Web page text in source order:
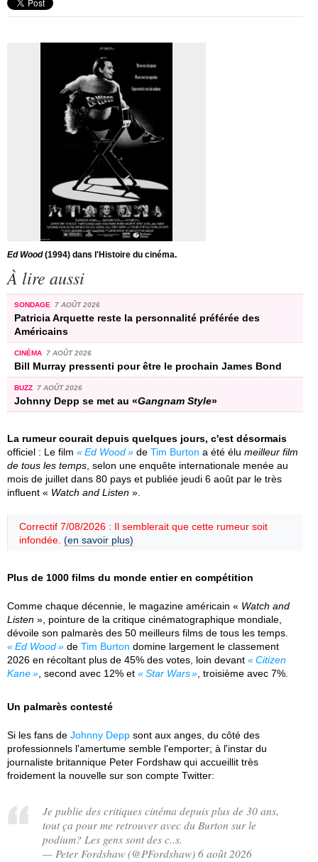
Ed Wood(1994) dans l'Histoire du cinéma.
À lire aussi
SONDAGE 7 AOÛT 2026
Patricia Arquette reste la personnalité préférée des
Américains
CINÉMA 7 AOÛT 2026
Bill Murray pressenti pour être le prochain James Bond
BUZZ 7 AOÛT 2026
Johnny Depp se met au «Gangnam Style»
La rumeur courait depuis quelques jours, c'est désormais
officiel : Le film
Ed Wood de Tim Burton a été élu meilleur film
de tous les temps , selon une enquête internationale menée au
mois de juillet dans 80 pays et publiée jeudi 6 août par le très
influent « Watch and Listen ».
Correctif 7/08/2026 : Il semblerait que cette rumeur soit
infondée. (en savoir plus)
Plus de 1000 films du monde entier en compétition
Comme chaque décennie, le magazine américain « Watch and
Listen », pointure de la critique cinématographique mondiale,
dévoile son palmarès des 50 meilleurs films de tous les temps.
Ed Wood
de Tim Burton domine largement le classement
2026 en récoltant plus de 45% des votes, loin devant
Citizen
Kane
, second avec 12% et Star Wars , troisième avec 7%.
Un palmarès contesté
Si les fans de Johnny Depp sont aux anges, du côté des
professionnels l'amertume semble l'emporter; à l'instar du
journaliste britannique Peter Fordshaw qui accueillit très
froidement la nouvelle sur son compte Twitter:
Je publie des critiques cinéma depuis plus de 30 ans,
tout ça pour me retrouver avec du Burton sur le
podium? Les gens sont des c..s.
— Peter Fordshaw (@PFordshaw) 6 août 2026